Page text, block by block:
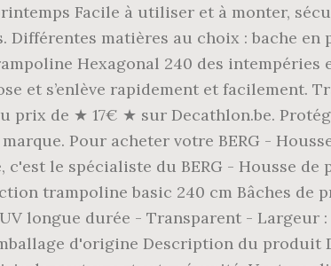
Facile à utiliser et à monter,
Différentes matières au choix : bache
Hexagonal 240 des
et s’enlève rapidement et facilement.
prix de ★ 17€ ★ sur Decathlon.be.
Pour acheter votre BERG -
c'est le spécialiste du BERG - Housse
trampoline basic 240 cm Bâches de
longue durée - Transparent - Largeur :
d'origine Description du produit